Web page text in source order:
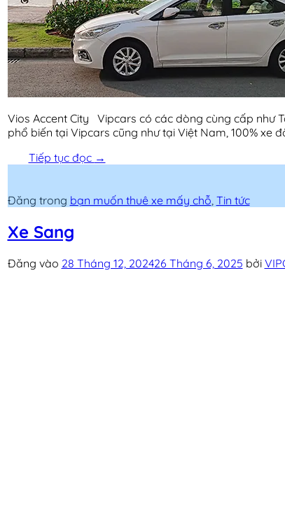
Vios Accent City Vipcars có các dòng cùng cấp như
phổ biến tại Vipcars cũng như tại Việt Nam, 100% xe
Tiếp tục đọc →
Đăng trong bạn muốn thuê xe mấy chỗ Tin tức
Xe Sang
Đăng vào 28 Tháng 12, 202426 Tháng 6, 2025 bởi